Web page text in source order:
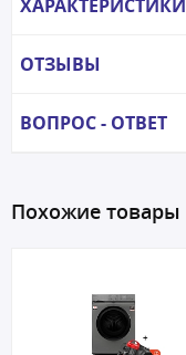
ХАРАКТЕРИСТИКИ
ОТЗЫВЫ
ВОПРОС - ОТВЕТ
Похожие товары